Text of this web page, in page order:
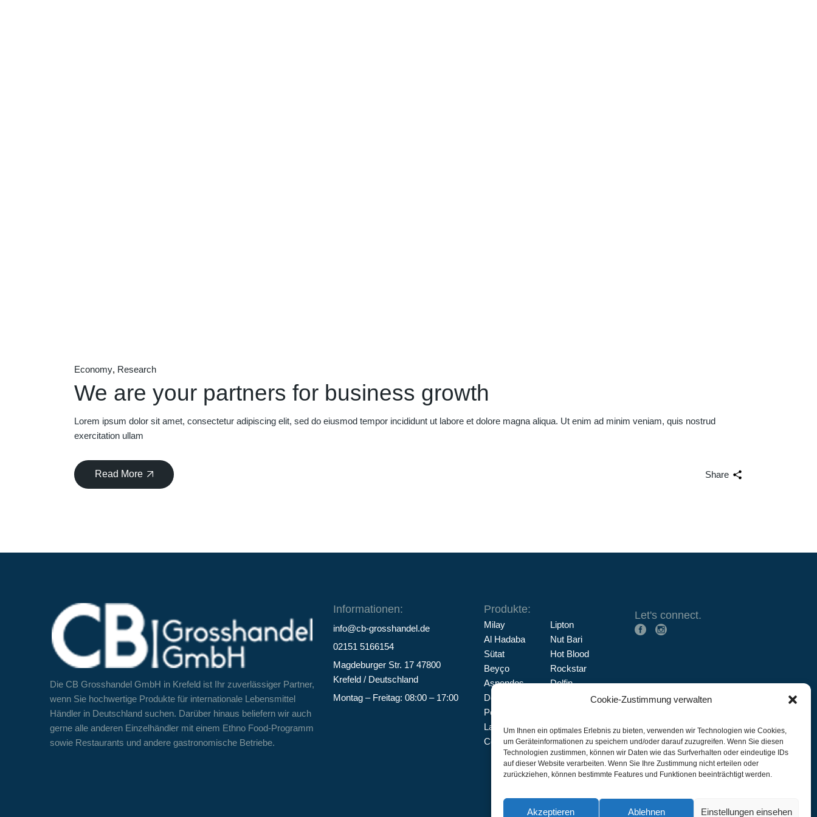
Cookie-Zustimmung verwalten
Um Ihnen ein optimales Erlebnis zu bieten, verwenden wir Technologien wie Cookies,
um Geräteinformationen zu speichern und/oder darauf zuzugreifen. Wenn Sie diesen
Technologien zustimmen, können wir Daten wie das Surfverhalten oder eindeutige IDs
auf dieser Website verarbeiten. Wenn Sie Ihre Zustimmung nicht erteilen oder
zurückziehen, können bestimmte Features und Funktionen beeinträchtigt werden.
Akzeptieren Ablehnen Einstellungen einsehen
Economy Research
We are your partners for business growth
Lorem ipsum dolor sit amet, consectetur adipiscing elit, sed do eiusmod tempor incididunt ut labore et dolore magna aliqua. Ut enim ad minim veniam, quis nostrud
exercitation ullam
Read More Share
Die CB Grosshandel GmbH in Krefeld ist Ihr zuverlässiger Partner,
wenn Sie hochwertige Produkte für internationale Lebensmittel
Händler in Deutschland suchen. Darüber hinaus beliefern wir auch
gerne alle anderen Einzelhändler mit einem Ethno Food-Programm
sowie Restaurants und andere gastronomische Betriebe.
Informationen:
info@cb-grosshandel.de
02151 5166154
Magdeburger Str. 17 47800
Krefeld / Deutschland
Montag – Freitag: 08:00 – 17:00
Produkte:
Milay
Al Hadaba
Sütat
Beyço
Aspendos
Doritos
Pepsi
Lays
Cookie Richtlinie
Lipton
Nut Bari
Hot Blood
Rockstar
Dolfin
Let's connect.